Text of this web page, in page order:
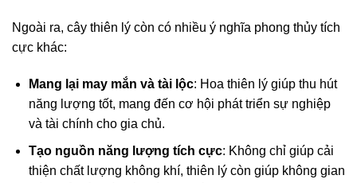
Ngoài ra, cây thiên lý còn có nhiều ý nghĩa phong thủy tích
cực khác:
Mang lại may mắn và tài lộc: Hoa thiên lý giúp thu hút
năng lượng tốt, mang đến cơ hội phát triển sự nghiệp
và tài chính cho gia chủ.
Tạo nguồn năng lượng tích cực: Không chỉ giúp cải
thiện chất lượng không khí, thiên lý còn giúp không gian